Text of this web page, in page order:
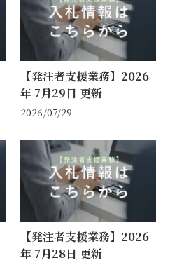
【発注者支援業務】2026
年 7月29日 更新
2026/07/29
【発注者支援業務】2026
年 7月28日 更新